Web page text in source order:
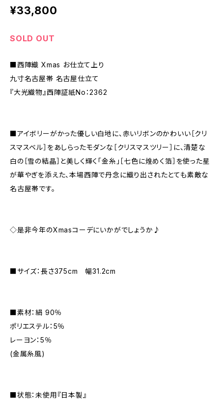
¥33,800
SOLD OUT
■西陣織 Xmas お仕立て上り
九寸名古屋帯 名古屋仕立て
『大光織物』西陣証紙No：2362
■アイボリーがかった優しい白地に、赤いリボンのかわいい［クリ
スマスベル］をあしらったモダンな［クリスマスツリー］に、清楚な
白の［雪の結晶］と美しく輝く「金糸」［七色に煌めく箔］を使った星
が華やぎを添えた、本場西陣で丹念に織り出されたとても素敵な
名古屋帯です。
◇是非今年のXmasコーデにいかがでしょうか♪
■サイズ：長さ375cm 幅31.2cm
■素材：絹 90％
ポリエステル：5％
レーヨン：5％
(金属糸風)
■状態：未使用『日本製』